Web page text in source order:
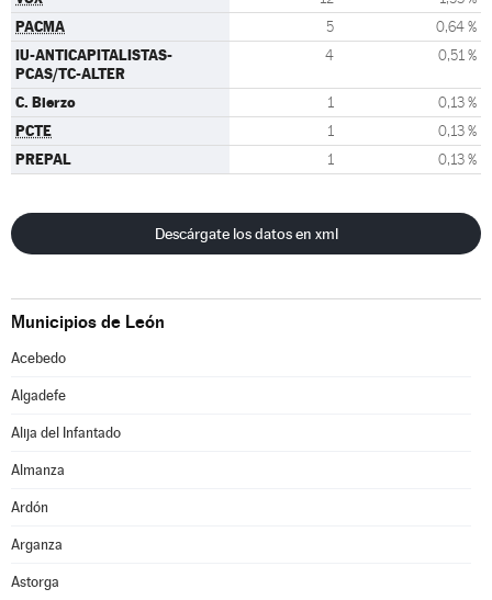
PACMA 5 0,64 %
IU-ANTICAPITALISTAS-
PCAS/TC-ALTER
4 0,51 %
C. Bierzo 1 0,13 %
PCTE 1 0,13 %
PREPAL 1 0,13 %
Descárgate los datos en xml
Municipios de León
Acebedo
Algadefe
Alija del Infantado
Almanza
Ardón
Arganza
Astorga